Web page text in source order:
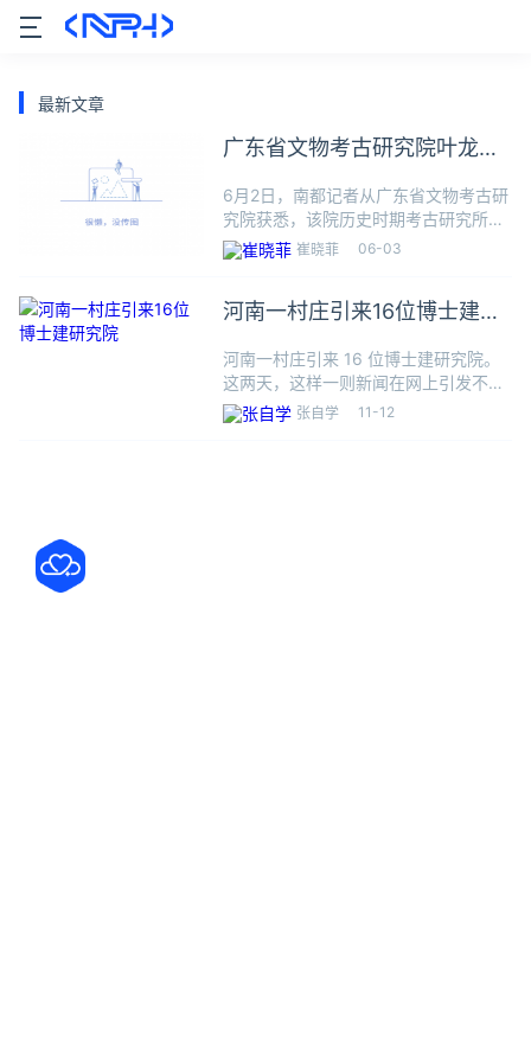
最新文章
广东省文物考古研究院叶龙突
6月2日，南都记者从广东省文物考古研
究院获悉，该院历史时期考古研究所工
作人员叶龙，因突发疾病，经抢救无
效，于5月27日晚不幸离世，终年33
告，叶龙1991年8月出生，
崔晓菲 06-03
河南一村庄引来16位博士建研
河南一村庄引来 16 位博士建研究院。
这两天，这样一则新闻在网上引发不小
关注。据河南媒体「大参考」消息，这
16 位博士放弃北上广研究所、高校工
张自学 11-12